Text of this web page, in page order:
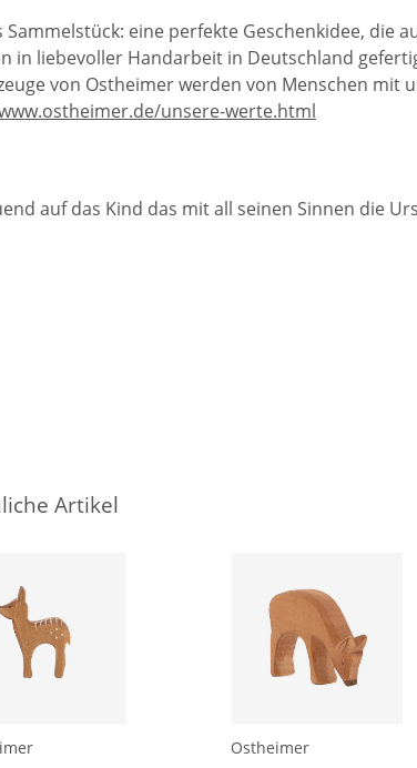
eine perfekte Geschenkidee, die
in liebevoller Handarbeit in Deutschland
von Ostheimer werden von Menschen mit
unsere-werte.html
auf das Kind das mit all seinen Sinnen die
Artikel
Ostheimer